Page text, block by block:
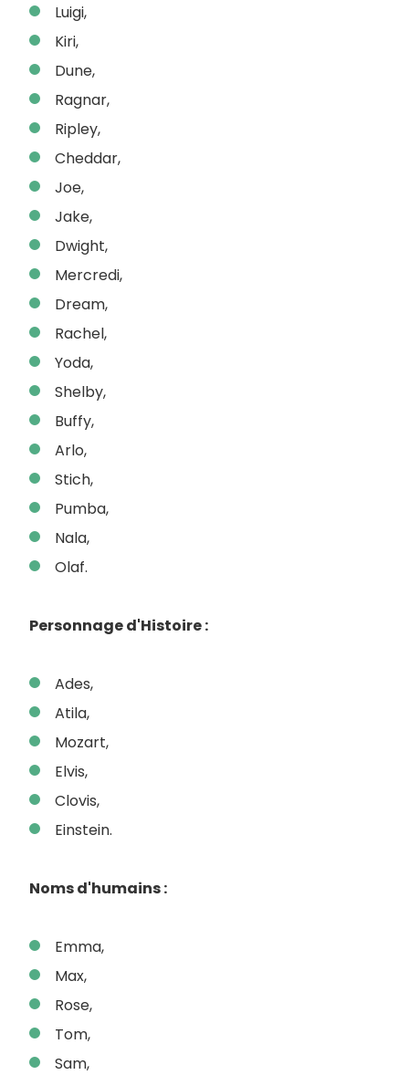
Luigi,
Kiri,
Dune,
Ragnar,
Ripley,
Cheddar,
Joe,
Jake,
Dwight,
Mercredi,
Dream,
Rachel,
Yoda,
Shelby,
Buffy,
Arlo,
Stich,
Pumba,
Nala,
Olaf.
Personnage d'Histoire :
Ades,
Atila,
Mozart,
Elvis,
Clovis,
Einstein.
Noms d'humains :
Emma,
Max,
Rose,
Tom,
Sam,